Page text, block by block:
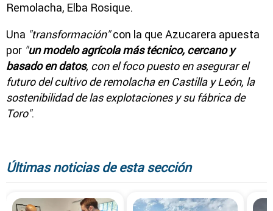
Remolacha, Elba Rosique.
Una "transformación"con la que Azucarera apuesta
por "un modelo agrícola más técnico, cercano y
basado en datos, con el foco puesto en asegurar el
futuro del cultivo de remolacha en Castilla y León, la
sostenibilidad de las explotaciones y su fábrica de
Toro".
Últimas noticias de esta sección